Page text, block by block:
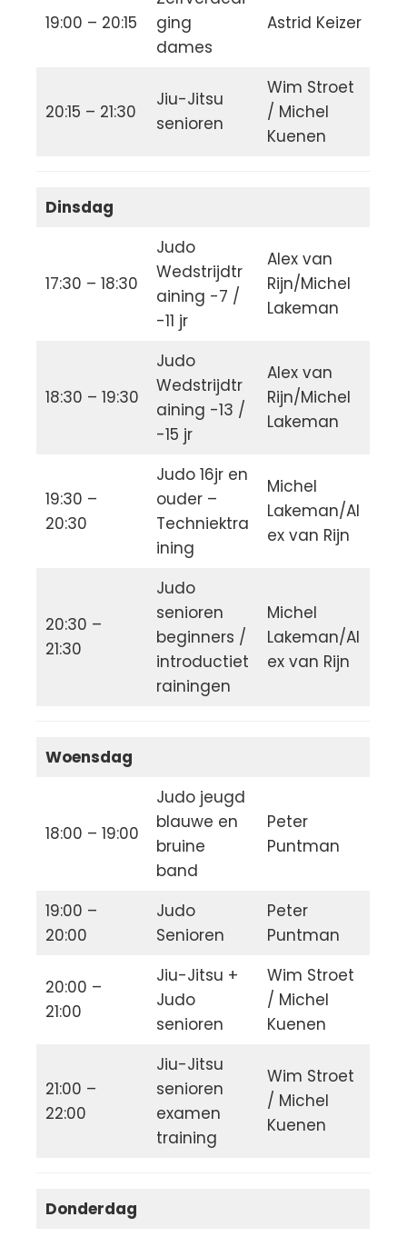
19:00 – 20:15
ging
dames
Astrid Keizer
20:15 – 21:30
Jiu-Jitsu
senioren
Wim Stroet
/ Michel
Kuenen
Dinsdag
17:30 – 18:30
Judo
Wedstrijdtr
aining -7 /
-11 jr
Alex van
Rijn/Michel
Lakeman
18:30 – 19:30
Judo
Wedstrijdtr
aining -13 /
-15 jr
Alex van
Rijn/Michel
Lakeman
19:30 –
20:30
Judo 16jr en
ouder –
Techniektra
ining
Michel
Lakeman/Al
ex van Rijn
20:30 –
21:30
Judo
senioren
beginners /
introductiet
rainingen
Michel
Lakeman/Al
ex van Rijn
Woensdag
18:00 – 19:00
Judo jeugd
blauwe en
bruine
band
Peter
Puntman
19:00 –
20:00
Judo
Senioren
Peter
Puntman
20:00 –
21:00
Jiu-Jitsu +
Judo
senioren
Wim Stroet
/ Michel
Kuenen
21:00 –
22:00
Jiu-Jitsu
senioren
examen
training
Wim Stroet
/ Michel
Kuenen
Donderdag